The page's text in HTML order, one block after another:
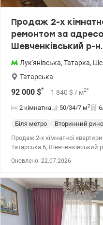
Продаж 2-х
ремонтом за
Шевченківський р-н.
Лук'янівська, Татарка,
Татарська
92 000 $* 1 840 $ / м2*
2 кімнатна 50/34/7 м2
Біля метро Вторинний
Продаж 2-х кімнатної
Татарська 6, Шевченківський
зроблено функціональне
квартира наповнилась
Квартира продається з усіма
центру 10хв на авто чи
парки, сквери, прогулянкові
Оновлено: 22.07.2026